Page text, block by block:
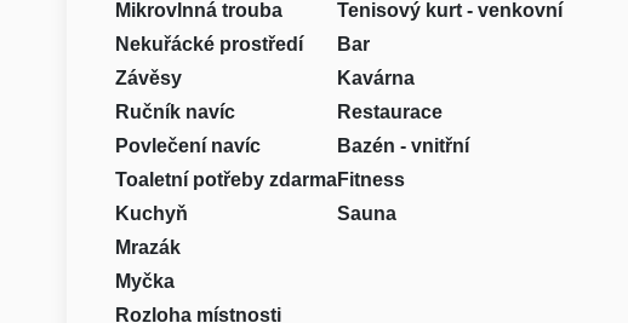
Mikrovlnná trouba
Nekuřácké prostředí
Závěsy
Ručník navíc
Povlečení navíc
Toaletní potřeby zdarma
Kuchyň
Mrazák
Myčka
Rozloha místnosti
Tenisový kurt - venkovní
Bar
Kavárna
Restaurace
Bazén - vnitřní
Fitness
Sauna